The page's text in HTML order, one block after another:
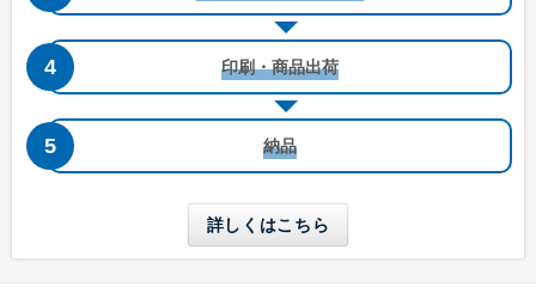
W105 x H235 mm
A4三つ折りが入る
W95 x H217 mm
A4四つ折りが入る
印刷・商品出荷
納品
詳しくはこちら